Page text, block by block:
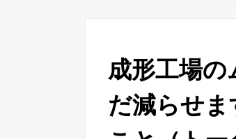
成形工場の
だ減らせ